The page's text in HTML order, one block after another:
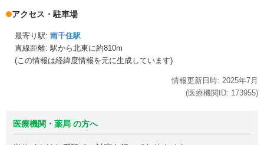
アクセス・駐車場
最寄り駅: 南千住駅
直線距離: 駅から北東に約810m
(この情報は経緯度情報を元に生成しています)
情報更新日時: 2025年7月
(医療機関ID: 173955)
医療機関・薬局 の方へ